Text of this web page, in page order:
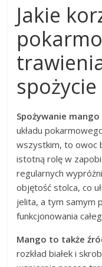
Jakie
Spożywanie mango
układu
wszystkim, to owoc
istotną rolę w
regularnych
objętość stolca, co
jelita, a tym samym
funkcjonowania
Mango to także
rozkład białek i